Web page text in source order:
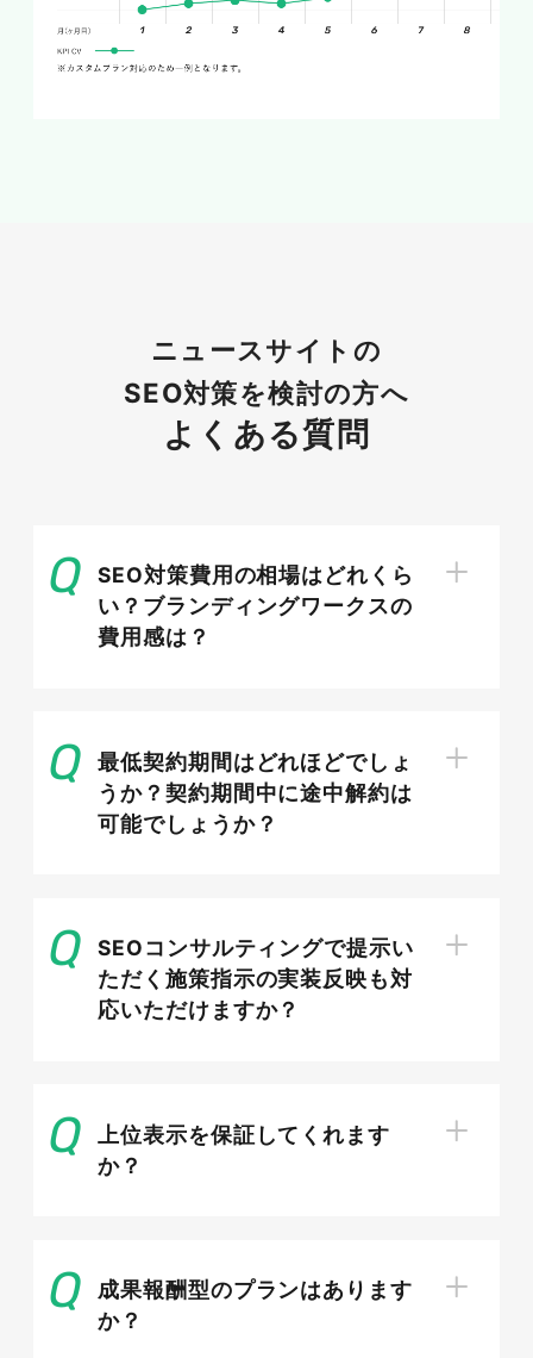
の仕組み
ンツの信頼性、速報性が重視されます。速報性の
高いテーマほど、この枠を狙う価値が高くなりま
Googleニュース（ニュースタブ・アプ
リ）の特性
リを通じて多くのユーザーに記事が届けられま
す。ユーザーの関心や閲覧履歴に基づいて記事が
配信されるため、検索キーワードに依存しない流
テンツポリシーへの準拠や継続的な情報発信が前
提となります。
Google Discoverによるレコメンド型
流入
も、興味関心に合わせてスマートフォンのトップ
画面などに記事を表示するレコメンド型の機能で
ニュースサイトの
SEO対策を検討の方へ
よくある質問
SEO対策費用の相場はどれくら
い？ブランディングワークスの
費用感は？
最低契約期間はどれほどでしょ
うか？契約期間中に途中解約は
可能でしょうか？
SEOコンサルティングで提示い
ただく施策指示の実装反映も対
応いただけますか？
上位表示を保証してくれます
か？
成果報酬型のプランはあります
か？